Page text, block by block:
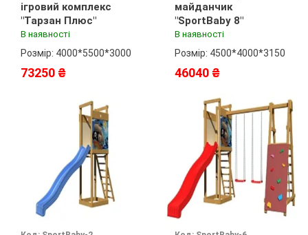
ігровий комплекс
"Тарзан Плюс"
В наявності
Розмір: 4000*5500*3000
73250 ₴
майданчик
"SportBaby 8"
В наявності
Розмір: 4500*4000*3150
46040 ₴